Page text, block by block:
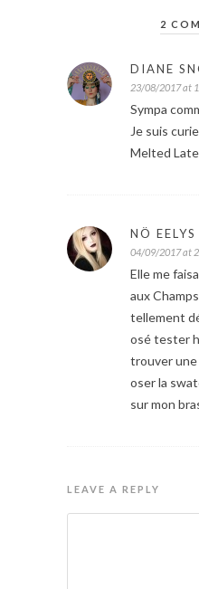
2
DIANE
23/08/2017 at
Sympa
Je suis
Melted
NÖ EELYS
04/09/2017 at
Elle me
aux
tellement
osé tester
trouver
oser la
sur mon
LEAVE A REPLY